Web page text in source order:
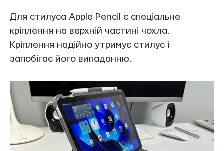
Для стилуса Apple Pencil є спеціальне
кріплення на верхній частині чохла.
Кріплення надійно утримує стилус і
запобігає його випаданню.